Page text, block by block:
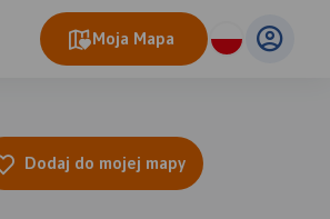
Moja Mapa
Dodaj do mojej mapy